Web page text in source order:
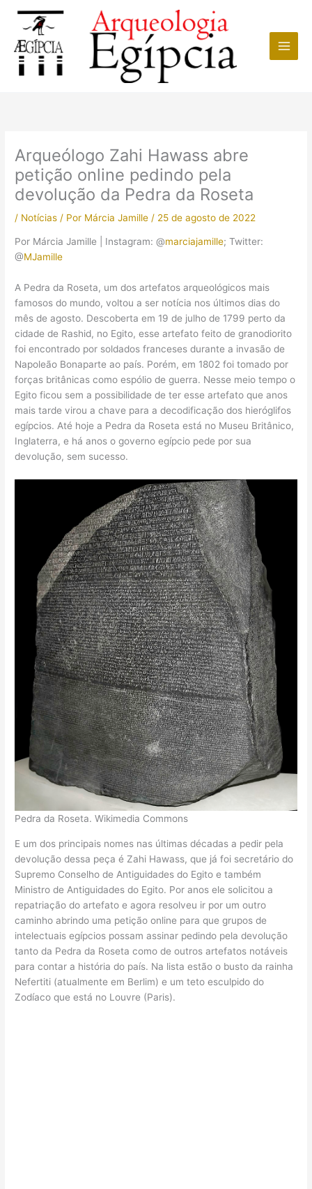
conteúdo
Arqueólogo Zahi Hawass abre
petição online pedindo pela
devolução da Pedra da Roseta
/ Notícias / Por Márcia Jamille / 25 de agosto de 2022
Por Márcia Jamille | Instagram: @marciajamille; Twitter:
@MJamille
A Pedra da Roseta, um dos artefatos arqueológicos mais
famosos do mundo, voltou a ser notícia nos últimos dias do
mês de agosto. Descoberta em 19 de julho de 1799 perto da
cidade de Rashid, no Egito, esse artefato feito de granodiorito
foi encontrado por soldados franceses durante a invasão de
Napoleão Bonaparte ao país. Porém, em 1802 foi tomado por
forças britânicas como espólio de guerra. Nesse meio tempo o
Egito ficou sem a possibilidade de ter esse artefato que anos
mais tarde virou a chave para a decodificação dos hieróglifos
egípcios. Até hoje a Pedra da Roseta está no Museu Britânico,
Inglaterra, e há anos o governo egípcio pede por sua
devolução, sem sucesso.
Pedra da Roseta. Wikimedia Commons
E um dos principais nomes nas últimas décadas a pedir pela
devolução dessa peça é Zahi Hawass, que já foi secretário do
Supremo Conselho de Antiguidades do Egito e também
Ministro de Antiguidades do Egito. Por anos ele solicitou a
repatriação do artefato e agora resolveu ir por um outro
caminho abrindo uma petição online para que grupos de
intelectuais egípcios possam assinar pedindo pela devolução
tanto da Pedra da Roseta como de outros artefatos notáveis
para contar a história do país. Na lista estão o busto da rainha
Nefertiti (atualmente em Berlim) e um teto esculpido do
Zodíaco que está no Louvre (Paris).